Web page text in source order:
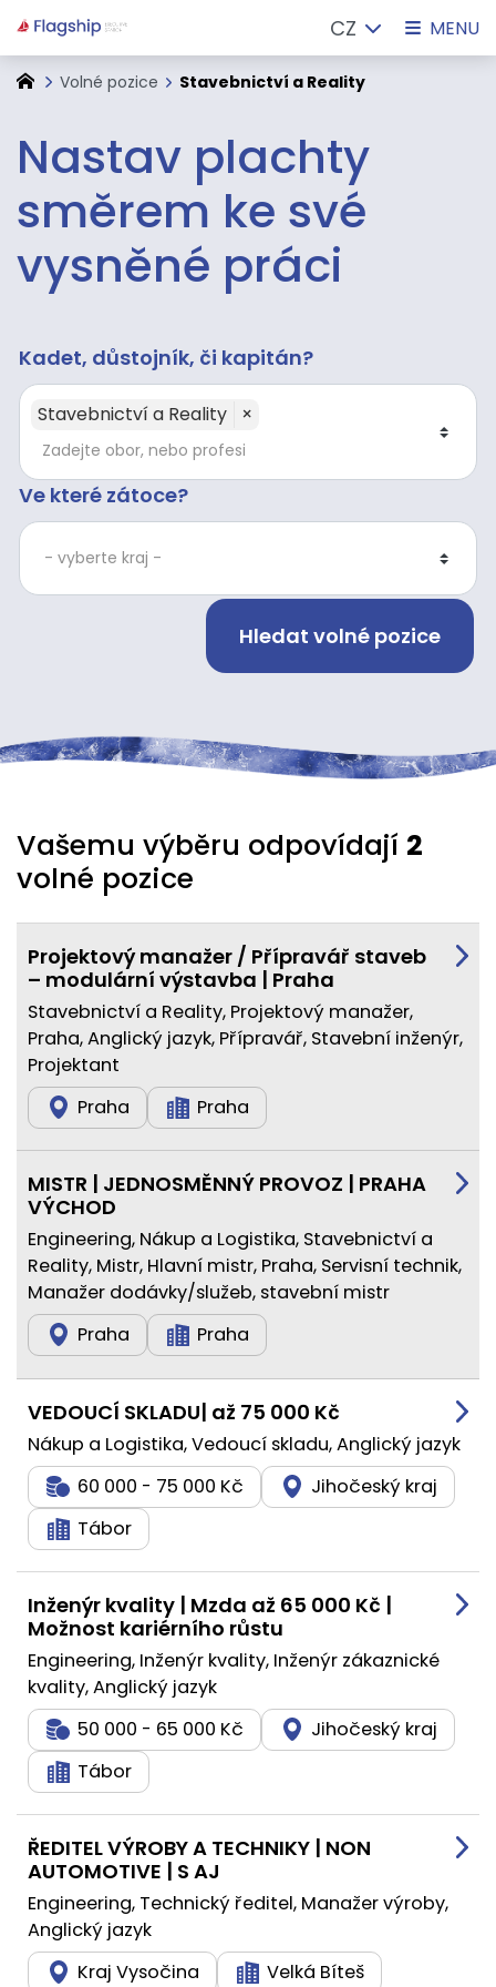
Volné pozice Stavebnictví a Reality
Nastav plachty
směrem ke své
vysněné práci
Kadet, důstojník, či kapitán?
Stavebnictví a Reality ×
Ve které zátoce?
Vašemu výběru odpovídají 2
volné pozice
Projektový manažer / Přípravář staveb
– modulární výstavba | Praha
Stavebnictví a Reality, Projektový manažer,
Praha, Anglický jazyk, Přípravář, Stavební inženýr,
Projektant
Praha
Praha
MISTR | JEDNOSMĚNNÝ PROVOZ | PRAHA
VÝCHOD
Engineering, Nákup a Logistika, Stavebnictví a
Reality, Mistr, Hlavní mistr, Praha, Servisní technik,
Manažer dodávky/služeb, stavební mistr
Praha
Praha
VEDOUCÍ SKLADU| až 75 000 Kč
Nákup a Logistika, Vedoucí skladu, Anglický jazyk
60 000 - 75 000 Kč
Jihočeský kraj
Tábor
Inženýr kvality | Mzda až 65 000 Kč |
Možnost kariérního růstu
Engineering, Inženýr kvality, Inženýr zákaznické
kvality, Anglický jazyk
50 000 - 65 000 Kč
Jihočeský kraj
Tábor
ŘEDITEL VÝROBY A TECHNIKY | NON
AUTOMOTIVE | S AJ
Engineering, Technický ředitel, Manažer výroby,
Anglický jazyk
Kraj Vysočina
Velká Bíteš
MENU
CZ